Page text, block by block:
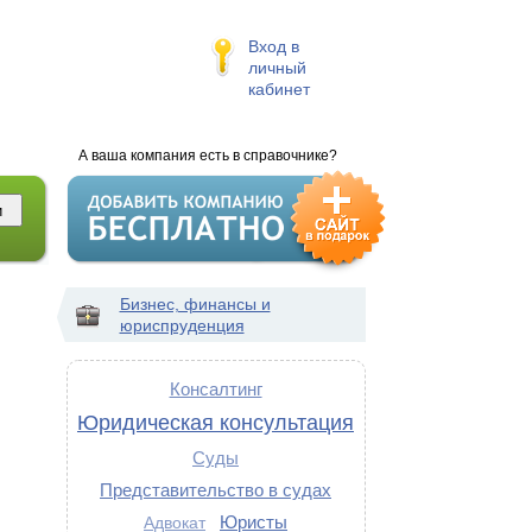
Вход в
личный
кабинет
А ваша компания есть в справочнике?
Бизнес, финансы и
юриспруденция
Консалтинг
Юридическая консультация
Суды
Представительство в судах
Адвокат Юристы